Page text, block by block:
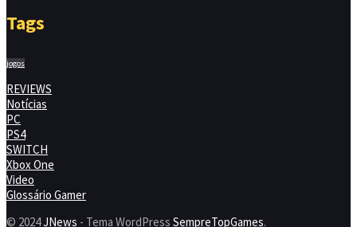
Tags
jogos
REVIEWS
Notícias
PC
PS4
SWITCH
Xbox One
Video
Glossário Gamer
© 2024JNews - Tema WordPress SempreTopGames.